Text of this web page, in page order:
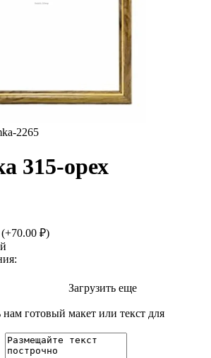
2265
315-орех
(+70.00 ₽)
Загрузить еще
готовый макет или текст для